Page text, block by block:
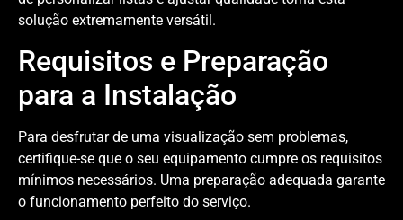
solução extremamente versátil.
Requisitos e Preparação
para a Instalação
Para desfrutar de uma visualização sem problemas,
certifique-se que o seu equipamento cumpre os requisitos
mínimos necessários. Uma preparação adequada garante
o funcionamento perfeito do serviço.